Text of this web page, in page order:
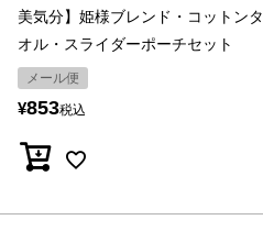
美気分】姫様ブレンド・コットンタ
オル・スライダーポーチセット
メール便
¥853税込